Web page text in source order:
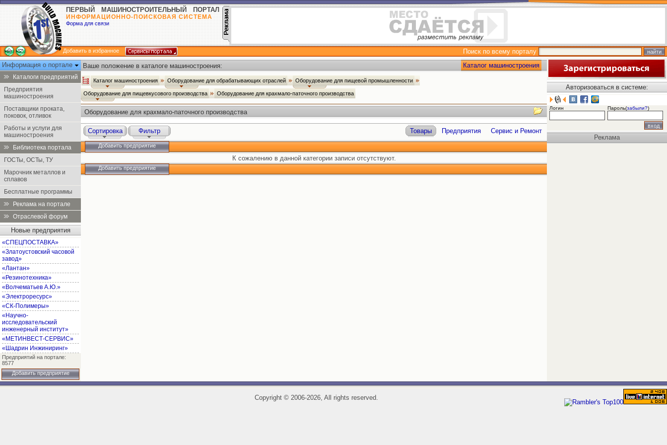
ПЕРВЫЙ МАШИНОСТРОИТЕЛЬНЫЙ ПОРТАЛ
ИНФОРМАЦИОННО-ПОИСКОВАЯ СИСТЕМА
Форма для связи
Добавить в избранное
Поиск по всему порталу
Информация о портале
Каталоги предприятий
Предприятия
машиностроения
Поставщики проката,
поковок, отливок
Работы и услуги для
машиностроения
Библиотека портала
ГОСТы, ОСТы, ТУ
Марочник металлов и
сплавов
Бесплатные программы
Реклама на портале
Отраслевой форум
Новые предприятия
«СПЕЦПОСТАВКА»
«Златоустовский часовой
завод»
«Лантан»
«Резинотехника»
«Волчематьев А.Ю.»
«Электроресурс»
«СК-Полимеры»
«Научно-
исследовательский
инженерный институт»
«МЕТИНВЕСТ-СЕРВИС»
«Шадрин Инжиниринг»
Предприятий на портале:
8577
Добавить предприятие
Ваше положение в каталоге машиностроения: Каталог машиностроения
Каталог машиностроения Оборудование для обрабатывающих отраслей Оборудование для пищевой промышленности
Оборудование для пищевкусового производства Оборудование для крахмало-паточного производства
Оборудование для крахмало-паточного производства
Сортировка Фильтр Товары Предприятия Сервис и Ремонт
Добавить предприятие
К сожалению в данной категории записи отсутствуют.
Добавить предприятие
Авторизоваться в системе:
Логин Пароль(забыли?)
Реклама
Copyright ©2006-2026, All rights reserved.